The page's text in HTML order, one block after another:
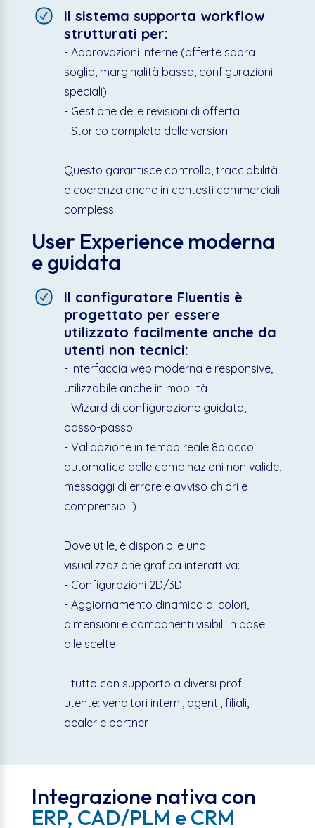
Il sistema supporta workflow
strutturati per:
- Approvazioni interne (offerte sopra
soglia, marginalità bassa, configurazioni
speciali)
- Gestione delle revisioni di offerta
- Storico completo delle versioni
Questo garantisce controllo, tracciabilità
e coerenza anche in contesti commerciali
complessi.
User Experience moderna
e guidata
Il configuratore Fluentis è
progettato per essere
utilizzato facilmente anche da
utenti non tecnici:
- Interfaccia web moderna e responsive,
utilizzabile anche in mobilità
- Wizard di configurazione guidata,
passo-passo
- Validazione in tempo reale 8blocco
automatico delle combinazioni non valide,
messaggi di errore e avviso chiari e
comprensibili)
Dove utile, è disponibile una
visualizzazione grafica interattiva:
- Configurazioni 2D/3D
- Aggiornamento dinamico di colori,
dimensioni e componenti visibili in base
alle scelte
Il tutto con supporto a diversi profili
utente: venditori interni, agenti, filiali,
dealer e partner.
Integrazione nativa con
ERP, CAD/PLM e CRM